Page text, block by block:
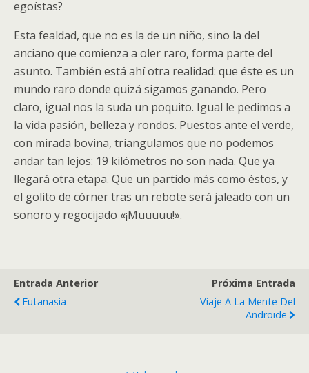
egoístas?
Esta fealdad, que no es la de un niño, sino la del
anciano que comienza a oler raro, forma parte del
asunto. También está ahí otra realidad: que éste es un
mundo raro donde quizá sigamos ganando. Pero
claro, igual nos la suda un poquito. Igual le pedimos a
la vida pasión, belleza y rondos. Puestos ante el verde,
con mirada bovina, triangulamos que no podemos
andar tan lejos: 19 kilómetros no son nada. Que ya
llegará otra etapa. Que un partido más como éstos, y
el golito de córner tras un rebote será jaleado con un
sonoro y regocijado «¡Muuuuu!».
Entrada Anterior
Eutanasia
Próxima Entrada
Viaje A La Mente Del
Androide